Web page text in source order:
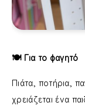
🍽 Για το φαγητό
Πιάτα, ποτήρια,
χρειάζεται ένα